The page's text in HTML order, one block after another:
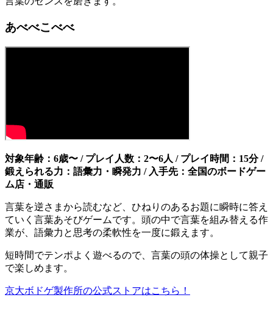
あべべこべべ
対象年齢：6歳〜 / プレイ人数：2〜6人 / プレイ時間：15分 /
鍛えられる力：語彙力・瞬発力 / 入手先：全国のボードゲー
ム店・通販
言葉を逆さまから読むなど、ひねりのあるお題に瞬時に答え
ていく言葉あそびゲームです。頭の中で言葉を組み替える作
業が、語彙力と思考の柔軟性を一度に鍛えます。
短時間でテンポよく遊べるので、言葉の頭の体操として親子
で楽しめます。
京大ボドゲ製作所の公式ストアはこちら！